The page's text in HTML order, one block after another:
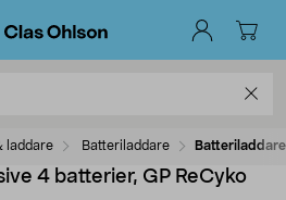
laddare Batteriladdare
4 batterier, GP ReCyko